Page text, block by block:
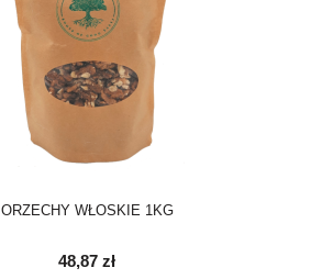
ORZECHY WŁOSKIE 1KG
48,87 zł